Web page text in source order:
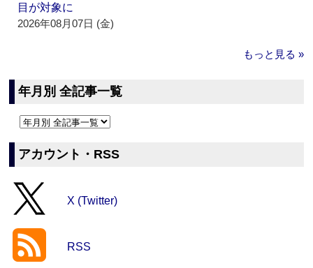
目が対象に
2026年08月07日 (金)
もっと見る »
年月別 全記事一覧
アカウント・RSS
X (Twitter)
RSS